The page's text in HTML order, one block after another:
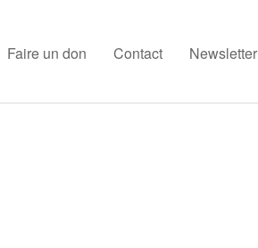
Faire un don Contact Newsletter